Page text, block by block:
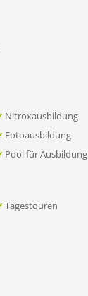
Nitroxausbildung
Fotoausbildung
Pool für Ausbildung
Tagestouren